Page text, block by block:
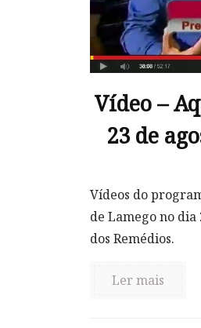
Vídeo –
23 de
Vídeos do
de Lamego no dia
dos
Ler mais